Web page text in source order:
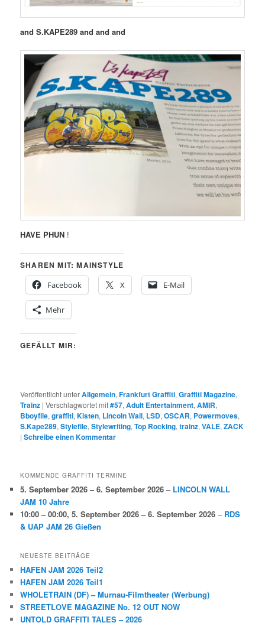
and S.KAPE289 and and and
HAVE PHUN !
SHAREN MIT: MAINSTYLE
Facebook
X E-Mail
Mehr
GEFÄLLT MIR:
Veröffentlicht unterAllgemein,Frankfurt Graffiti,Graffiti Magazine,
Trainz |Verschlagwortet mit#57,Adult Entertainment,AMIR,
Bboyfile,graffiti,Kisten, Lincoln Wall, LSD,OSCAR, Powermoves,
S.Kape289,Stylefile,Stylewriting,Top Rocking,trainz,VALE,ZACK
|Schreibe einen Kommentar
KOMMENDE GRAFFITI TERMINE
5. September 2026 – 6. September 2026 – LINCOLN WALL
JAM 10 Jahre
10:00 – 00:00,5. September 2026 – 6. September 2026 – RDS
& UAP JAM 26 Gießen
NEUESTE BEITRÄGE
HAFEN JAM 2026 Teil2
HAFEN JAM 2026 Teil1
WHOLETRAIN (DF) – Murnau-Filmtheater (Werbung)
STREETLOVE MAGAZINE No. 12 OUT NOW
UNTOLD GRAFFITI TALES – 2026